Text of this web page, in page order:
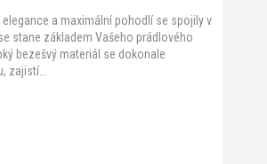
elegance a maximální pohodlí se spojily v
stane základem Vašeho prádlového
bezešvý materiál se dokonale
zajistí...